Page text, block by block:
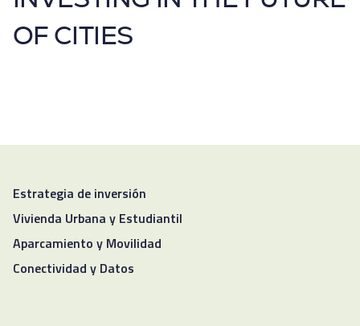
OF CITIES
Estrategia de inversión
Vivienda Urbana y Estudiantil
Aparcamiento y Movilidad
Conectividad y Datos